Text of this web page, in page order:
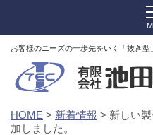
お客様のニーズの一歩先をいく「抜き型
HOME > 新着情報 > 新しい
加しました。